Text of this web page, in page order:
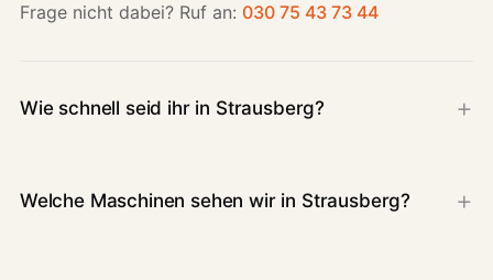
Frage nicht dabei? Ruf an: 030 75 43 73 44
Wie schnell seid ihr in Strausberg?
Welche Maschinen sehen wir in Strausberg?